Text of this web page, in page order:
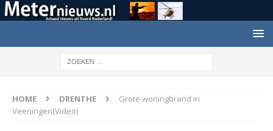
HOME DRENTHE
Grote woningbrand in
Veeningen(Video)